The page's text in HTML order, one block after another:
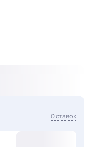
0 ставок